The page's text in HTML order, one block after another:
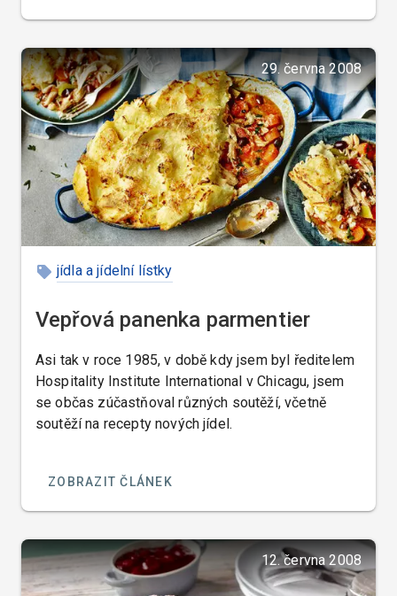
29. června 2008
jídla a jídelní lístky
Vepřová panenka parmentier
Asi tak v roce 1985, v době kdy jsem byl ředitelem
Hospitality Institute International v Chicagu, jsem
se občas zúčastňoval různých soutěží, včetně
soutěží na recepty nových jídel.
ZOBRAZIT ČLÁNEK
12. června 2008